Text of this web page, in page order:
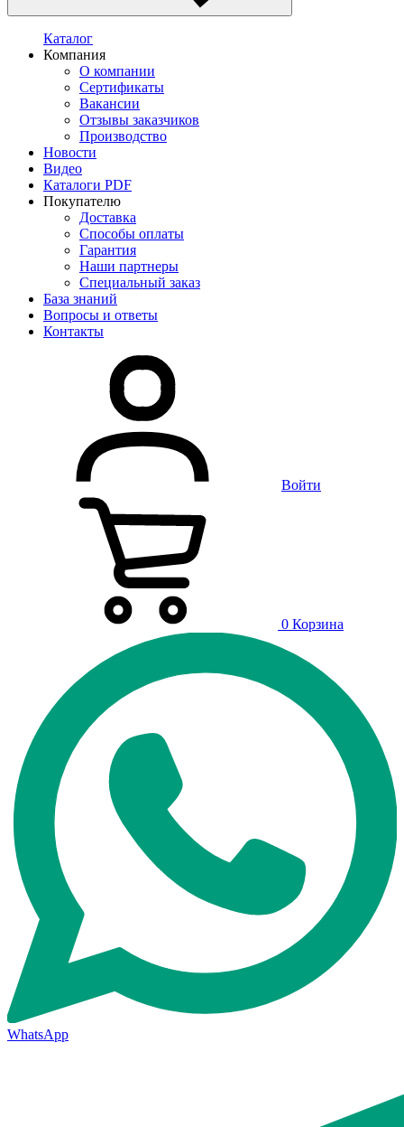
Каталог
Компания
О компании
Сертификаты
Вакансии
Отзывы заказчиков
Производство
Новости
Видео
Каталоги PDF
Покупателю
Доставка
Способы оплаты
Гарантия
Наши партнеры
Специальный заказ
База знаний
Вопросы и ответы
Контакты
Войти
0 Корзина
WhatsApp